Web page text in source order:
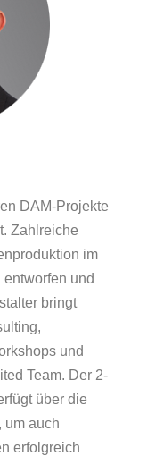
DAM-Projekte
Zahlreiche
im
und
bringt
und
Team. Der 2-
über die
um auch
erfolgreich